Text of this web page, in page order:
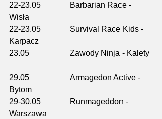
22-23.05		Barbarian Race -
Wisła
22-23.05		Survival Race Kids -
Karpacz
23.05		Zawody Ninja - Kalety
29.05		Armagedon Active -
Bytom
29-30.05		Runmageddon -
Warszawa